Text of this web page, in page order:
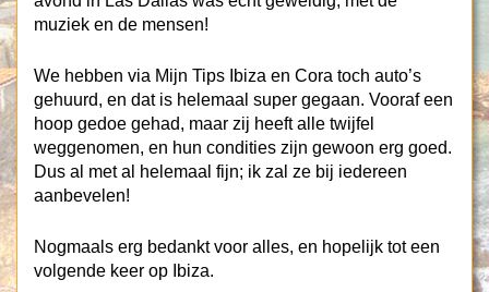
muziek en de mensen!
We hebben via Mijn Tips Ibiza en Cora toch auto’s
gehuurd, en dat is helemaal super gegaan. Vooraf een
hoop gedoe gehad, maar zij heeft alle twijfel
weggenomen, en hun condities zijn gewoon erg goed.
Dus al met al helemaal fijn; ik zal ze bij iedereen
aanbevelen!
Nogmaals erg bedankt voor alles, en hopelijk tot een
volgende keer op Ibiza.